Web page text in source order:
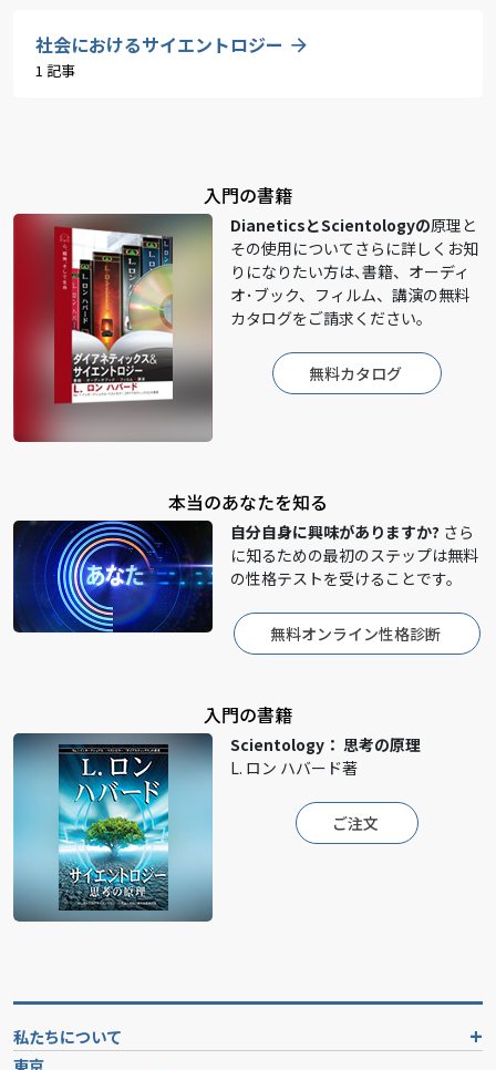
社会におけるサイエントロジー
1 記事
入門の書籍
DianeticsとScientologyの原理と
その使用についてさらに詳しくお知
りになりたい方は､書籍、オーディ
オ･ブック、フィルム、講演の無料
カタログをご請求ください。
無料カタログ
本当のあなたを知る
自分自身に興味がありますか? さら
に知るための最初のステップは無料
の性格テストを受けることです。
無料オンライン性格診断
入門の書籍
Scientology： 思考の原理
L. ロン ハバード著
ご注文
私たちについて
東京